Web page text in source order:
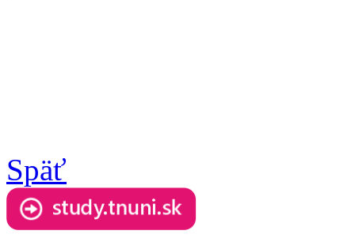
Späť